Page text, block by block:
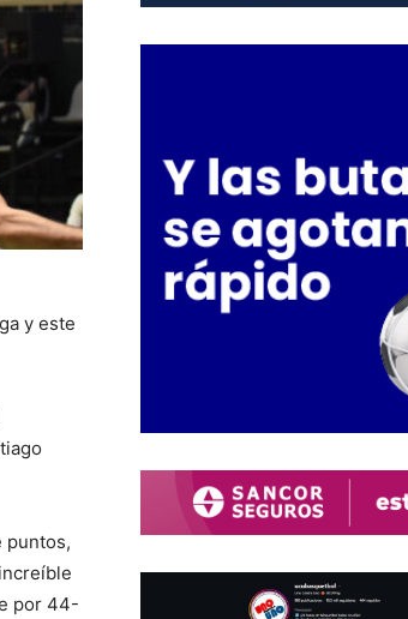
y este
puntos,
por 44-